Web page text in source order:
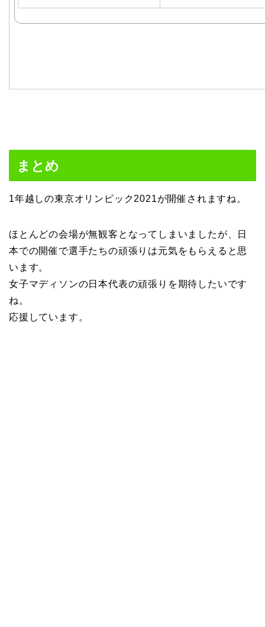
まとめ
1年越しの東京オリンピック2021が開催されますね。
ほとんどの会場が無観客となってしまいましたが、日
本での開催で選手たちの頑張りは元気をもらえると思
います。
女子マディソンの日本代表の頑張りを期待したいです
ね。
応援しています。